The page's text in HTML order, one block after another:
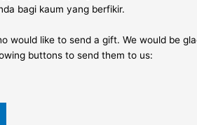
bagi kaum yang berfikir.
would like to send a gift. We would be
buttons to send them to us: